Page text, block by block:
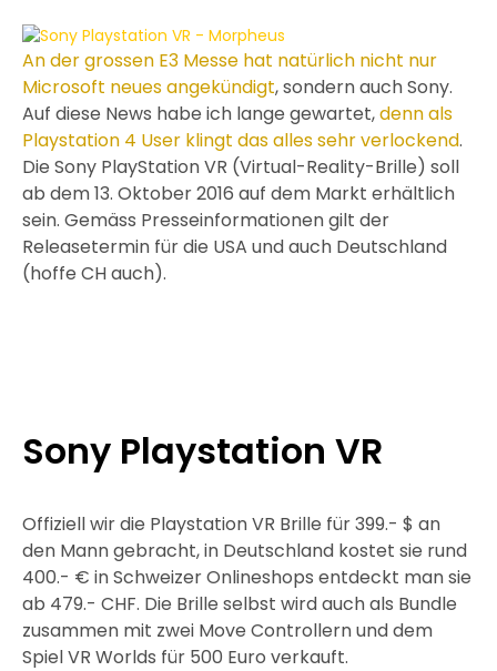
An der grossen E3 Messe hat natürlich nicht nur
Microsoft neues angekündigt, sondern auch Sony.
Auf diese News habe ich lange gewartet,denn als
Playstation 4 User klingt das alles sehr verlockend.
Die Sony PlayStation VR (Virtual-Reality-Brille) soll
ab dem 13. Oktober 2016 auf dem Markt erhältlich
sein. Gemäss Presseinformationen gilt der
Releasetermin für die USA und auch Deutschland
(hoffe CH auch).
Sony Playstation VR
Offiziell wir die Playstation VR Brille für 399.- $ an
den Mann gebracht, in Deutschland kostet sie rund
400.- € in Schweizer Onlineshops entdeckt man sie
ab 479.- CHF. Die Brille selbst wird auch als Bundle
zusammen mit zwei Move Controllern und dem
Spiel VR Worlds für 500 Euro verkauft.